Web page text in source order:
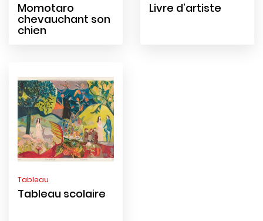
Momotaro
chevauchant son
chien
Livre d’artiste
Tableau
Tableau scolaire